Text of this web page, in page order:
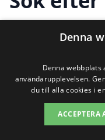
takbyte
nära
Att hitta hjälp
Denna
Denna
användarupplevelsen.
du till alla cookies i
ACCEPTERA